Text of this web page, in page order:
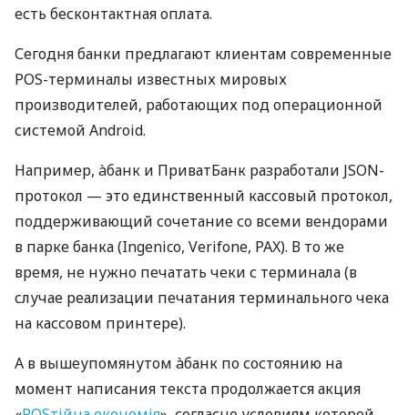
есть бесконтактная оплата.
Сегодня банки предлагают клиентам современные
POS-терминалы известных мировых
производителей, работающих под операционной
системой Android.
Например, àбанк и ПриватБанк разработали JSON-
протокол — это единственный кассовый протокол,
поддерживающий сочетание со всеми вендорами
в парке банка (Ingenico, Verifone, PAX). В то же
время, не нужно печатать чеки с терминала (в
случае реализации печатания терминального чека
на кассовом принтере).
А в вышеупомянутом àбанк по состоянию на
момент написания текста продолжается акция